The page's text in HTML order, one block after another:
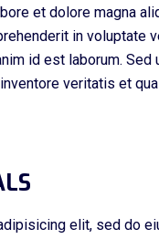
et dolore magna
in voluptate
id est laborum.
veritatis et
elit, sed do